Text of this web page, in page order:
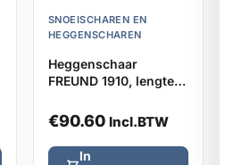
SNOEISCHAREN EN
HEGGENSCHAREN
Heggenschaar
FREUND 1910, lengte
€90.60 Incl.BTW
In